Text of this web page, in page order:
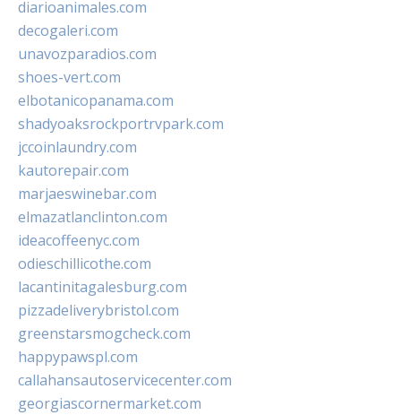
diarioanimales.com
decogaleri.com
unavozparadios.com
shoes-vert.com
elbotanicopanama.com
shadyoaksrockportrvpark.com
jccoinlaundry.com
kautorepair.com
marjaeswinebar.com
elmazatlanclinton.com
ideacoffeenyc.com
odieschillicothe.com
lacantinitagalesburg.com
pizzadeliverybristol.com
greenstarsmogcheck.com
happypawspl.com
callahansautoservicecenter.com
georgiascornermarket.com